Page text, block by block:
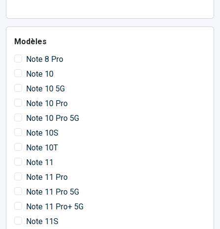
Modèles
Note 8 Pro
Note 10
Note 10 5G
Note 10 Pro
Note 10 Pro 5G
Note 10S
Note 10T
Note 11
Note 11 Pro
Note 11 Pro 5G
Note 11 Pro+ 5G
Note 11S